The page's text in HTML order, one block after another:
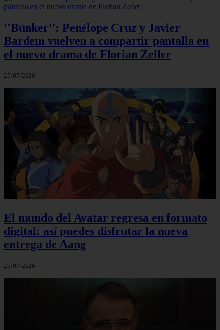
''Búnker'': Penélope Cruz y Javier
Bardem vuelven a compartir pantalla en
el nuevo drama de Florian Zeller
25/07/2026
El mundo del Avatar regresa en formato
digital: así puedes disfrutar la nueva
entrega de Aang
25/07/2026